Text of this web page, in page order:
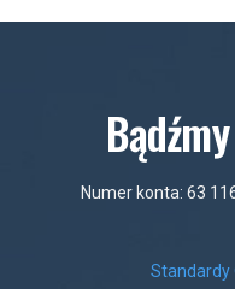
Numer konta: 63
Standardy